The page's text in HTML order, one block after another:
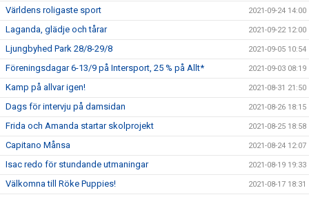
Världens roligaste sport 2021-09-24 14:00
Laganda, glädje och tårar 2021-09-22 12:00
Ljungbyhed Park 28/8-29/8 2021-09-05 10:54
Föreningsdagar 6-13/9 på Intersport, 25 % på Allt* 2021-09-03 08:19
Kamp på allvar igen! 2021-08-31 21:50
Dags för intervju på damsidan 2021-08-26 18:15
Frida och Amanda startar skolprojekt 2021-08-25 18:58
Capitano Månsa 2021-08-24 12:07
Isac redo för stundande utmaningar 2021-08-19 19:33
Välkomna till Röke Puppies! 2021-08-17 18:31